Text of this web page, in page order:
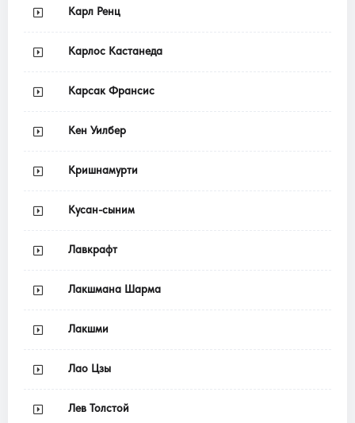
Карл Ренц
Карлос Кастанеда
Карсак Франсис
Кен Уилбер
Кришнамурти
Кусан-сыним
Лавкрафт
Лакшмана Шарма
Лакшми
Лао Цзы
Лев Толстой